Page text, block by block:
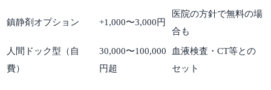
鎮静剤オプション +1,000〜3,000円
医院の方針で無料の場
合も
人間ドック型（自
費）
30,000〜100,000
円超
血液検査・CT等との
セット